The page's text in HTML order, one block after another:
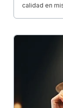
calidad en